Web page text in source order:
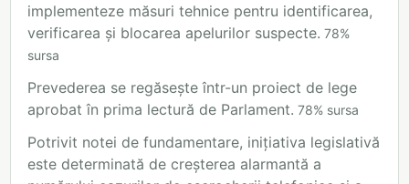
implementeze măsuri tehnice pentru identificarea,
verificarea și blocarea apelurilor suspecte. 78%
sursa
Prevederea se regăsește într-un proiect de lege
aprobat în prima lectură de Parlament. 78% sursa
Potrivit notei de fundamentare, inițiativa legislativă
este determinată de creșterea alarmantă a